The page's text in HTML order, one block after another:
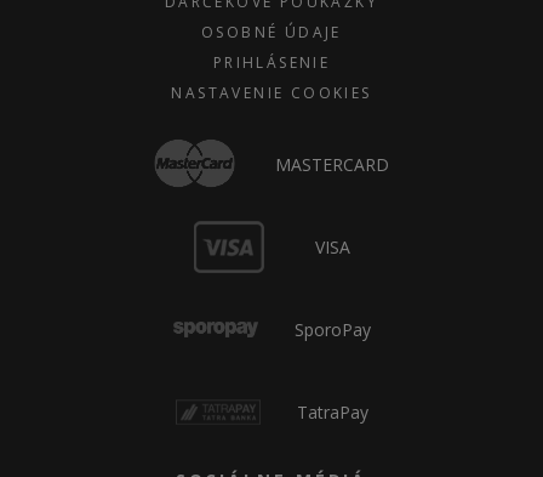
OSOBNÉ ÚDAJE
PRIHLÁSENIE
NASTAVENIE COOKIES
MASTERCARD
VISA
SporoPay
TatraPay